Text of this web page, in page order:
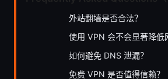
外站翻墙是否合法？
使用 VPN 会不会显著降低
如何避免 DNS 泄漏？
免费 VPN 是否值得信赖？